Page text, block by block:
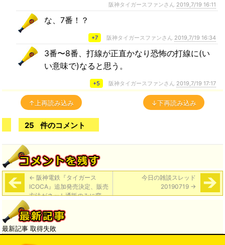
阪神タイガースファンさん 2019,7/19 16:11
な、7番！？
+7 阪神タイガースファンさん 2019,7/19 16:34
3番〜8番、打線が正直かなり恐怖の打線に(い
い意味で)なると思う。
+5 阪神タイガースファンさん 2019,7/19 17:17
↑上再読み込み ↓下再読み込み
25 件のコメント
← 阪神電鉄『タイガース
ICOCA』追加発売決定、販売
方法がネット通販のみに変
更・お一人様合計２枚まで。
８月１日（木）１０時発売、
９月２日より順次発送
今日の雑談スレッド
20190719 →
最新記事 取得失敗